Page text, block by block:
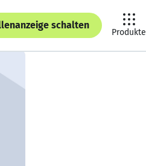
schalten
Produkte